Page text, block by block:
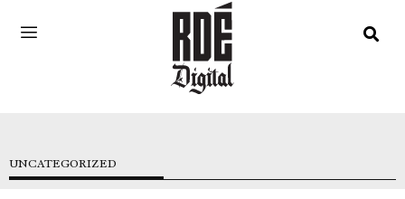
UNCATEGORIZED